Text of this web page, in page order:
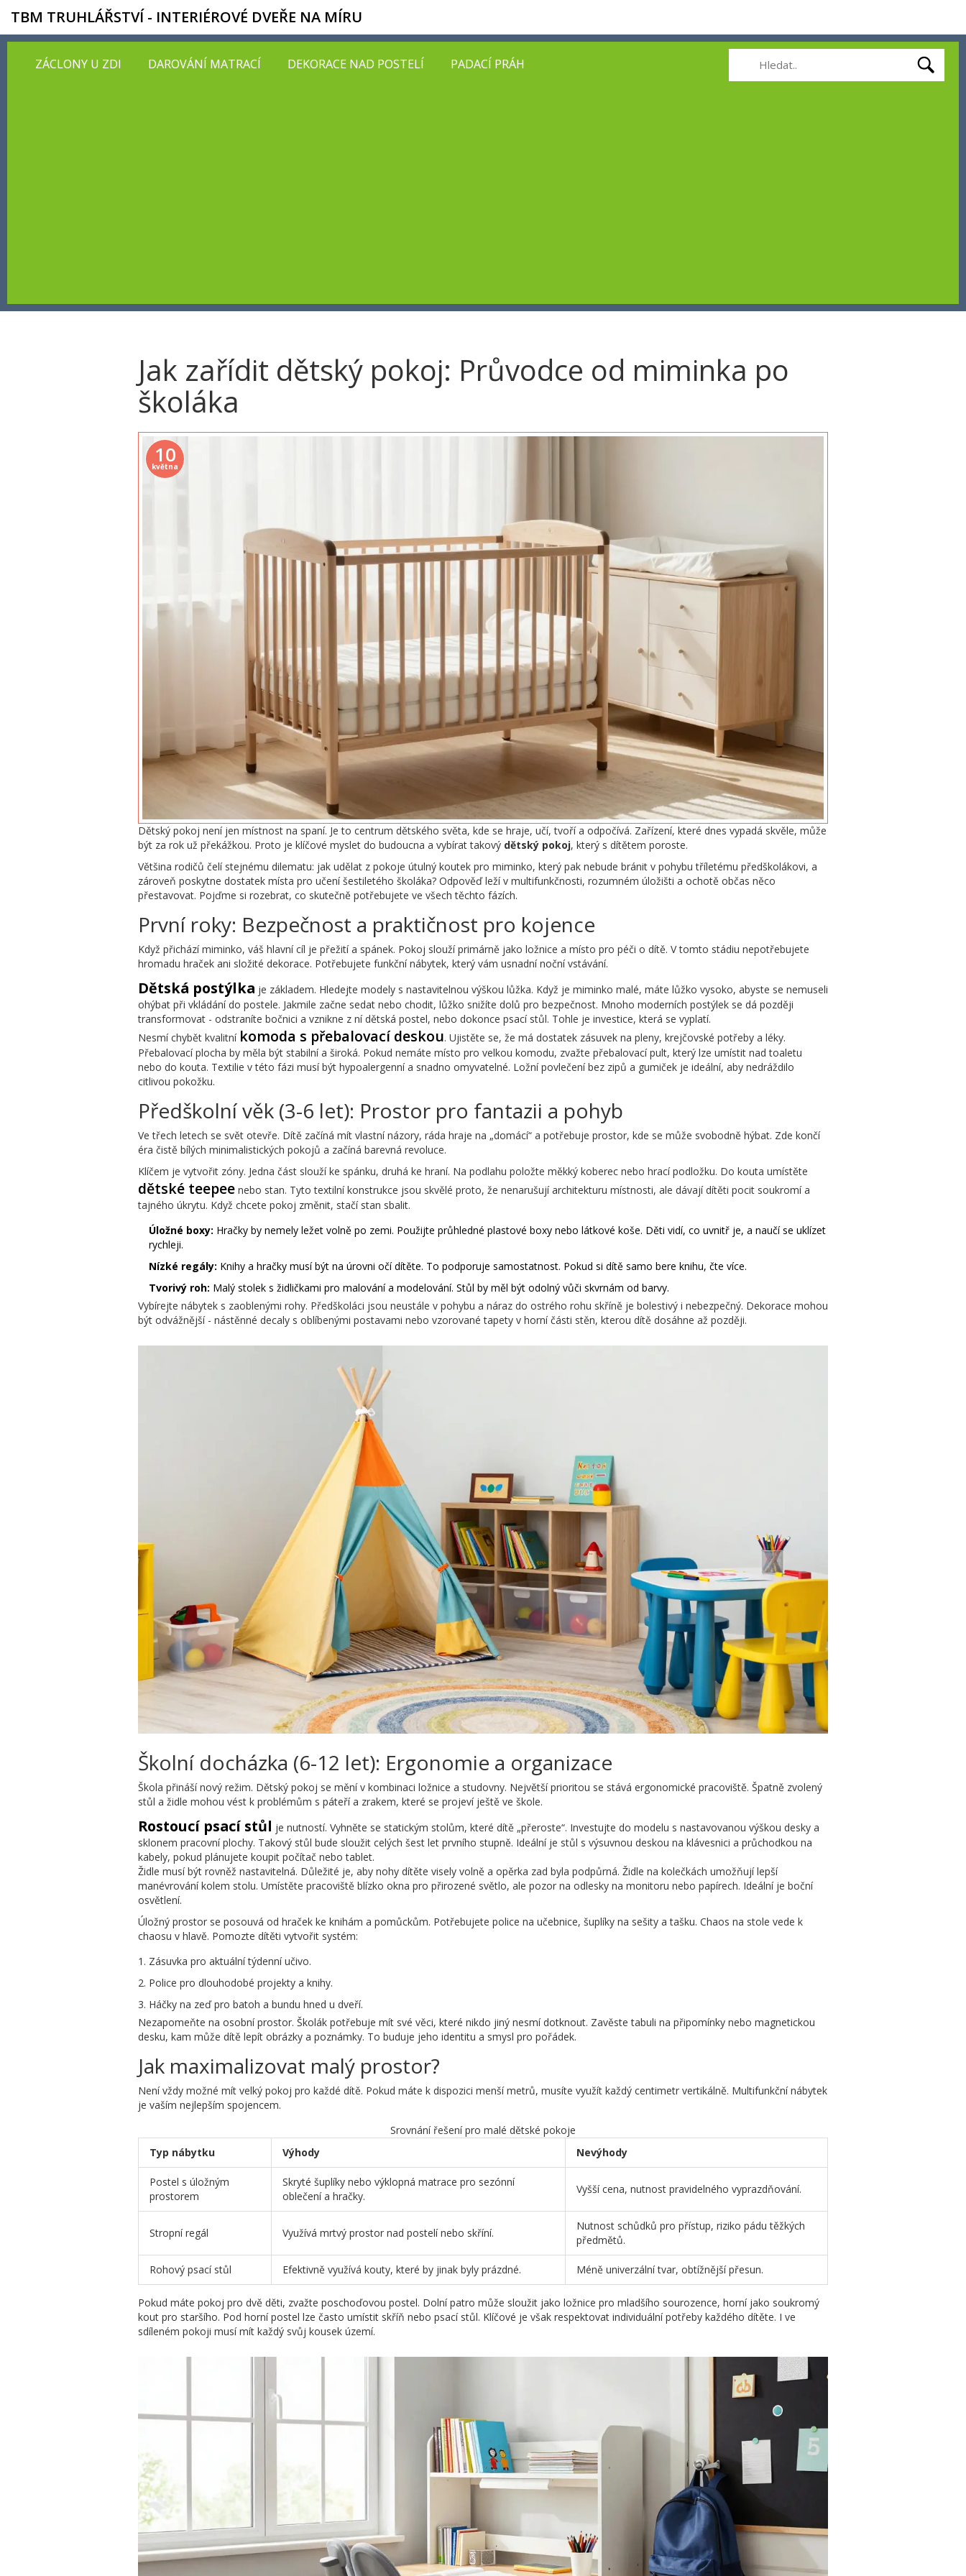
TBM TRUHLÁŘSTVÍ - INTERIÉROVÉ DVEŘE NA MÍRU
ZÁCLONY U ZDI DAROVÁNÍ MATRACÍ DEKORACE NAD POSTELÍ PADACÍ PRÁH
Jak zařídit dětský pokoj: Průvodce od miminka po
školáka
10
května
Dětský pokoj není jen místnost na spaní. Je to centrum dětského světa, kde se hraje, učí, tvoří a odpočívá. Zařízení, které dnes vypadá skvěle, může
být za rok už překážkou. Proto je klíčové myslet do budoucna a vybírat takový dětský pokoj, který s dítětem poroste.
Většina rodičů čelí stejnému dilematu: jak udělat z pokoje útulný koutek pro miminko, který pak nebude bránit v pohybu tříletému předškolákovi, a
zároveň poskytne dostatek místa pro učení šestiletého školáka? Odpověď leží v multifunkčnosti, rozumném úložišti a ochotě občas něco
přestavovat. Pojďme si rozebrat, co skutečně potřebujete ve všech těchto fázích.
První roky: Bezpečnost a praktičnost pro kojence
Když přichází miminko, váš hlavní cíl je přežití a spánek. Pokoj slouží primárně jako ložnice a místo pro péči o dítě. V tomto stádiu nepotřebujete
hromadu hraček ani složité dekorace. Potřebujete funkční nábytek, který vám usnadní noční vstávání.
Dětská postýlka je základem. Hledejte modely s nastavitelnou výškou lůžka. Když je miminko malé, máte lůžko vysoko, abyste se nemuseli
ohýbat při vkládání do postele. Jakmile začne sedat nebo chodit, lůžko snižíte dolů pro bezpečnost. Mnoho moderních postýlek se dá později
transformovat - odstraníte bočnici a vznikne z ní dětská postel, nebo dokonce psací stůl. Tohle je investice, která se vyplatí.
Nesmí chybět kvalitní komoda s přebalovací deskou. Ujistěte se, že má dostatek zásuvek na pleny, krejčovské potřeby a léky.
Přebalovací plocha by měla být stabilní a široká. Pokud nemáte místo pro velkou komodu, zvažte přebalovací pult, který lze umístit nad toaletu
nebo do kouta. Textilie v této fázi musí být hypoalergenní a snadno omyvatelné. Ložní povlečení bez zipů a gumiček je ideální, aby nedráždilo
citlivou pokožku.
Předškolní věk (3-6 let): Prostor pro fantazii a pohyb
Ve třech letech se svět otevře. Dítě začíná mít vlastní názory, ráda hraje na „domácí“ a potřebuje prostor, kde se může svobodně hýbat. Zde končí
éra čistě bílých minimalistických pokojů a začíná barevná revoluce.
Klíčem je vytvořit zóny. Jedna část slouží ke spánku, druhá ke hraní. Na podlahu položte měkký koberec nebo hrací podložku. Do kouta umístěte
dětské teepee nebo stan. Tyto textilní konstrukce jsou skvělé proto, že nenarušují architekturu místnosti, ale dávají dítěti pocit soukromí a
tajného úkrytu. Když chcete pokoj změnit, stačí stan sbalit.
Úložné boxy: Hračky by nemely ležet volně po zemi. Použijte průhledné plastové boxy nebo látkové koše. Děti vidí, co uvnitř je, a naučí se uklízet
rychleji.
Nízké regály: Knihy a hračky musí být na úrovni očí dítěte. To podporuje samostatnost. Pokud si dítě samo bere knihu, čte více.
Tvorivý roh: Malý stolek s židličkami pro malování a modelování. Stůl by měl být odolný vůči skvrnám od barvy.
Vybírejte nábytek s zaoblenými rohy. Předškoláci jsou neustále v pohybu a náraz do ostrého rohu skříně je bolestivý i nebezpečný. Dekorace mohou
být odvážnější - nástěnné decaly s oblíbenými postavami nebo vzorované tapety v horní části stěn, kterou dítě dosáhne až později.
Školní docházka (6-12 let): Ergonomie a organizace
Škola přináší nový režim. Dětský pokoj se mění v kombinaci ložnice a studovny. Největší prioritou se stává ergonomické pracoviště. Špatně zvolený
stůl a židle mohou vést k problémům s páteří a zrakem, které se projeví ještě ve škole.
Rostoucí psací stůl je nutností. Vyhněte se statickým stolům, které dítě „přeroste“. Investujte do modelu s nastavovanou výškou desky a
sklonem pracovní plochy. Takový stůl bude sloužit celých šest let prvního stupně. Ideální je stůl s výsuvnou deskou na klávesnici a průchodkou na
kabely, pokud plánujete koupit počítač nebo tablet.
Židle musí být rovněž nastavitelná. Důležité je, aby nohy dítěte visely volně a opěrka zad byla podpůrná. Židle na kolečkách umožňují lepší
manévrování kolem stolu. Umístěte pracoviště blízko okna pro přirozené světlo, ale pozor na odlesky na monitoru nebo papírech. Ideální je boční
osvětlení.
Úložný prostor se posouvá od hraček ke knihám a pomůckům. Potřebujete policе na učebnice, šuplíky na sešity a tašku. Chaos na stole vede k
chaosu v hlavě. Pomozte dítěti vytvořit systém:
Zásuvka pro aktuální týdenní učivo.
Police pro dlouhodobé projekty a knihy.
Háčky na zeď pro batoh a bundu hned u dveří.
Nezapomeňte na osobní prostor. Školák potřebuje mít své věci, které nikdo jiný nesmí dotknout. Zavěste tabuli na připomínky nebo magnetickou
desku, kam může dítě lepít obrázky a poznámky. To buduje jeho identitu a smysl pro pořádek.
Jak maximalizovat malý prostor?
Není vždy možné mít velký pokoj pro každé dítě. Pokud máte k dispozici menší metrů, musíte využít každý centimetr vertikálně. Multifunkční nábytek
je vaším nejlepším spojencem.
Srovnání řešení pro malé dětské pokoje
Typ nábytku
Výhody Nevýhody
Postel s úložným
prostorem
Skryté šuplíky nebo výklopná matrace pro sezónní
oblečení a hračky.
Vyšší cena, nutnost pravidelného vyprazdňování.
Stropní regál Využívá mrtvý prostor nad postelí nebo skříní.
Nutnost schůdků pro přístup, riziko pádu těžkých
předmětů.
Rohový psací stůl Efektivně využívá kouty, které by jinak byly prázdné. Méně univerzální tvar, obtížnější přesun.
Pokud máte pokoj pro dvě děti, zvažte poschoďovou postel. Dolní patro může sloužit jako ložnice pro mladšího sourozence, horní jako soukromý
kout pro staršího. Pod horní postel lze často umístit skříň nebo psací stůl. Klíčové je však respektovat individuální potřeby každého dítěte. I ve
sdíleném pokoji musí mít každý svůj kousek území.